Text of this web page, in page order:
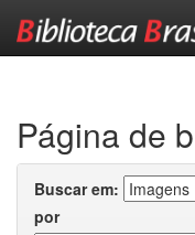
Página de
Buscar em:
por